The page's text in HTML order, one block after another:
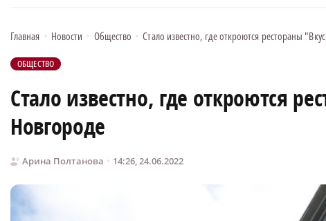
Главная • Новости • Общество • Стало известно, где откроются рестораны
ОБЩЕСТВО
Стало известно, где откроются
Новгороде
Арина Полтанова 14:26, 24.06.2022